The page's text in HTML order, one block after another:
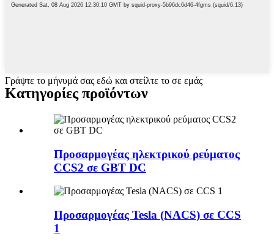
Γράψτε το μήνυμά σας εδώ και στείλτε το σε εμάς
Κατηγορίες προϊόντων
Προσαρμογέας ηλεκτρικού ρεύματος
CCS2 σε GBT DC
Προσαρμογέας Tesla (NACS) σε CCS
1